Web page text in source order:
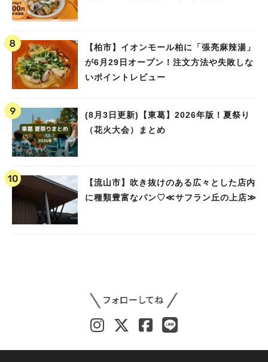
【柏市】イオンモール柏に「張亮麻辣湯」
が6月29日オープン！注文方法や失敗しな
いポイントレビュー
(8月3日更新)【東葛】2026年版！夏祭り
（花火大会）まとめ
【流山市】吹き抜けのある広々とした店内
に種類豊富なパン♡≪サフラン丘の上店≫